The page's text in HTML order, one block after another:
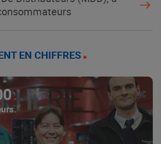
EN CHIFFRES